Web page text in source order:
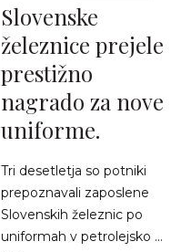
Slovenske
železnice prejele
prestižno
nagrado za nove
uniforme.
Tri desetletja so potniki
prepoznavali zaposlene
Slovenskih železnic po
uniformah v petrolejsko ...